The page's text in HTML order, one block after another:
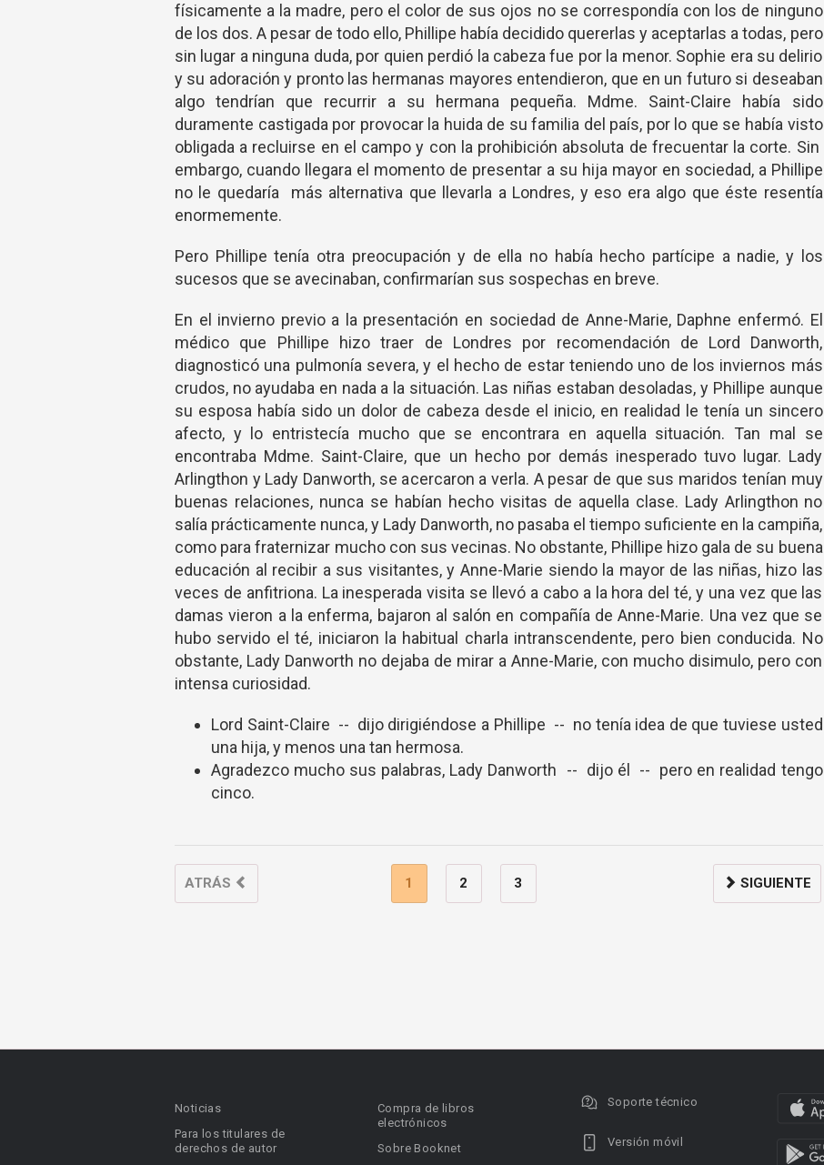
físicamente a la madre, pero el color de sus ojos no se correspondía con los de ninguno
de los dos. A pesar de todo ello, Phillipe había decidido quererlas y aceptarlas a todas, pero
sin lugar a ninguna duda, por quien perdió la cabeza fue por la menor. Sophie era su delirio
y su adoración y pronto las hermanas mayores entendieron, que en un futuro si deseaban
algo tendrían que recurrir a su hermana pequeña. Mdme. Saint-Claire había sido
duramente castigada por provocar la huida de su familia del país, por lo que se había visto
obligada a recluirse en el campo y con la prohibición absoluta de frecuentar la corte. Sin
embargo, cuando llegara el momento de presentar a su hija mayor en sociedad, a Phillipe
no le quedaría más alternativa que llevarla a Londres, y eso era algo que éste resentía
enormemente.
Pero Phillipe tenía otra preocupación y de ella no había hecho partícipe a nadie, y los
sucesos que se avecinaban, confirmarían sus sospechas en breve.
En el invierno previo a la presentación en sociedad de Anne-Marie, Daphne enfermó. El
médico que Phillipe hizo traer de Londres por recomendación de Lord Danworth,
diagnosticó una pulmonía severa, y el hecho de estar teniendo uno de los inviernos más
crudos, no ayudaba en nada a la situación. Las niñas estaban desoladas, y Phillipe aunque
su esposa había sido un dolor de cabeza desde el inicio, en realidad le tenía un sincero
afecto, y lo entristecía mucho que se encontrara en aquella situación. Tan mal se
encontraba Mdme. Saint-Claire, que un hecho por demás inesperado tuvo lugar. Lady
Arlingthon y Lady Danworth, se acercaron a verla. A pesar de que sus maridos tenían muy
buenas relaciones, nunca se habían hecho visitas de aquella clase. Lady Arlingthon no
salía prácticamente nunca, y Lady Danworth, no pasaba el tiempo suficiente en la campiña,
como para fraternizar mucho con sus vecinas. No obstante, Phillipe hizo gala de su buena
educación al recibir a sus visitantes, y Anne-Marie siendo la mayor de las niñas, hizo las
veces de anfitriona. La inesperada visita se llevó a cabo a la hora del té, y una vez que las
damas vieron a la enferma, bajaron al salón en compañía de Anne-Marie. Una vez que se
hubo servido el té, iniciaron la habitual charla intranscendente, pero bien conducida. No
obstante, Lady Danworth no dejaba de mirar a Anne-Marie, con mucho disimulo, pero con
intensa curiosidad.
Lord Saint-Claire -- dijo dirigiéndose a Phillipe -- no tenía idea de que tuviese usted
una hija, y menos una tan hermosa.
Agradezco mucho sus palabras, Lady Danworth -- dijo él -- pero en realidad tengo
cinco.
ATRÁS 1 2 3 SIGUIENTE
Noticias
Para los titulares de
derechos de autor
Compra de libros
electrónicos
Sobre Booknet
Soporte técnico
Versión móvil